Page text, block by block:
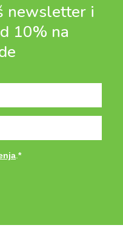
newsletter i
10% na